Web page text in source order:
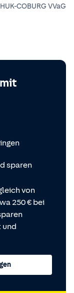
COBURG VVaG
sparen
von
250 € bei
und